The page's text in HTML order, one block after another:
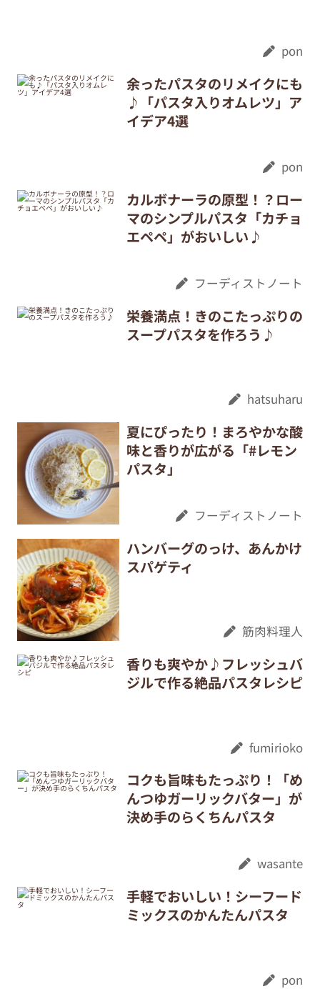
pon
余ったパスタのリメイクにも
♪「パスタ入りオムレツ」ア
イデア4選
pon
カルボナーラの原型！？ロー
マのシンプルパスタ「カチョ
エペペ」がおいしい♪
フーディストノート
栄養満点！きのこたっぷりの
スープパスタを作ろう♪
hatsuharu
夏にぴったり！まろやかな酸
味と香りが広がる「#レモン
パスタ」
フーディストノート
ハンバーグのっけ、あんかけ
スパゲティ
筋肉料理人
香りも爽やか♪フレッシュバ
ジルで作る絶品パスタレシピ
fumirioko
コクも旨味もたっぷり！「め
んつゆガーリックバター」が
決め手のらくちんパスタ
wasante
手軽でおいしい！シーフード
ミックスのかんたんパスタ
pon